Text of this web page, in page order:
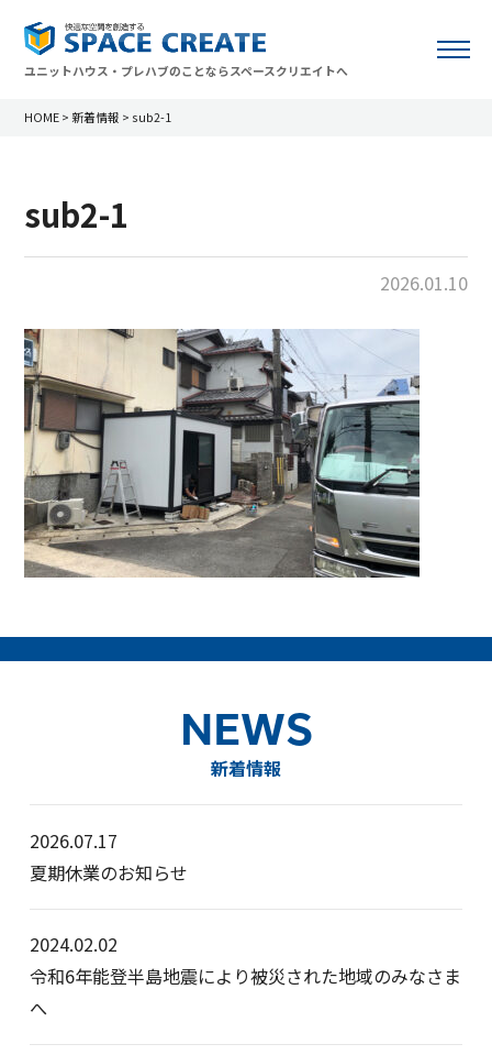
ユニットハウス・プレハブのことならスペースクリエイトへ
HOME > 新着情報 > sub2-1
sub2-1
2026.01.10
NEWS
新着情報
2026.07.17
夏期休業のお知らせ
2024.02.02
令和6年能登半島地震により被災された地域のみなさま
へ